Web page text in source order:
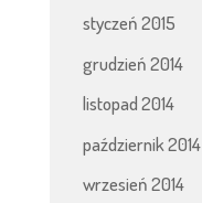
styczeń 2015
grudzień 2014
listopad 2014
październik 2014
wrzesień 2014